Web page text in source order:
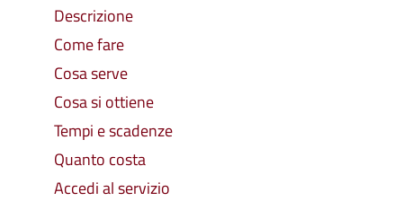
Descrizione
Come fare
Cosa serve
Cosa si ottiene
Tempi e scadenze
Quanto costa
Accedi al servizio